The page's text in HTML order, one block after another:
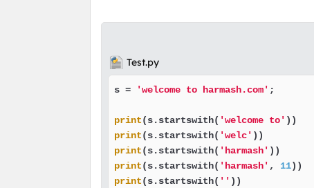
Test.py
s = 'welcome to harmash.com' ;
print(s.startswith( 'welcome to' ))
print(s.startswith( 'welc' ))
print(s.startswith( 'harmash' ))
print(s.startswith( 'harmash' , 11))
print(s.startswith( '' ))